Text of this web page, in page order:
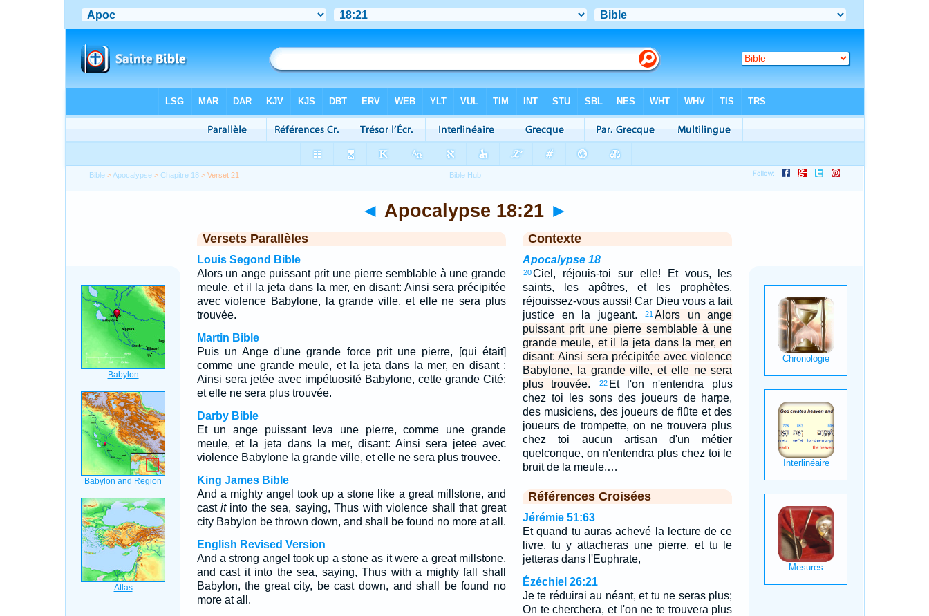
Bible >Apocalypse >Chapitre 18 > Verset 21
◄ Apocalypse 18:21 ►
Versets Parallèles
Louis Segond Bible
Alors un ange puissant prit une pierre semblable à une grande
meule, et il la jeta dans la mer, en disant: Ainsi sera précipitée
avec violence Babylone, la grande ville, et elle ne sera plus
trouvée.
Martin Bible
Puis un Ange d'une grande force prit une pierre, [qui était]
comme une grande meule, et la jeta dans la mer, en disant :
Ainsi sera jetée avec impétuosité Babylone, cette grande Cité;
et elle ne sera plus trouvée.
Darby Bible
Et un ange puissant leva une pierre, comme une grande
meule, et la jeta dans la mer, disant: Ainsi sera jetee avec
violence Babylone la grande ville, et elle ne sera plus trouvee.
King James Bible
And a mighty angel took up a stone like a great millstone, and
cast itinto the sea, saying, Thus with violence shall that great
city Babylon be thrown down, and shall be found no more at all.
English Revised Version
And a strong angel took up a stone as it were a great millstone,
and cast it into the sea, saying, Thus with a mighty fall shall
Babylon, the great city, be cast down, and shall be found no
more at all.
Contexte
Apocalypse 18
20Ciel, réjouis-toi sur elle! Et vous, les
saints, les apôtres, et les prophètes,
réjouissez-vous aussi! Car Dieu vous a fait
justice en la jugeant.
21 Alors un ange
puissant prit une pierre semblable à une
grande meule, et il la jeta dans la mer, en
disant: Ainsi sera précipitée avec violence
Babylone, la grande ville, et elle ne sera
plus trouvée.
22 Et l'on n'entendra plus
chez toi les sons des joueurs de harpe,
des musiciens, des joueurs de flûte et des
joueurs de trompette, on ne trouvera plus
chez toi aucun artisan d'un métier
quelconque, on n'entendra plus chez toi le
bruit de la meule,…
Références Croisées
Jérémie 51:63
Et quand tu auras achevé la lecture de ce
livre, tu y attacheras une pierre, et tu le
jetteras dans l'Euphrate,
Ézéchiel 26:21
Je te réduirai au néant, et tu ne seras plus;
On te cherchera, et l'on ne te trouvera plus